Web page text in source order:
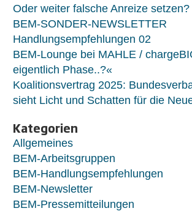
Oder weiter falsche Anreize setzen?
BEM-SONDER-NEWSLETTER
Handlungsempfehlungen 02
BEM-Lounge bei MAHLE /
eigentlich Phase..?«
Koalitionsvertrag 2025:
sieht Licht und Schatten für die
Kategorien
Allgemeines
BEM-Arbeitsgruppen
BEM-Handlungsempfehlungen
BEM-Newsletter
BEM-Pressemitteilungen